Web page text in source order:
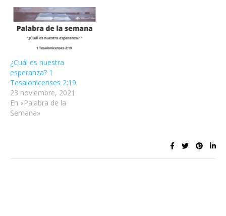
¿Cuál es nuestra
esperanza? 1
Tesalonicenses 2:19
23 noviembre, 2021
En «Palabra de la
Semana»